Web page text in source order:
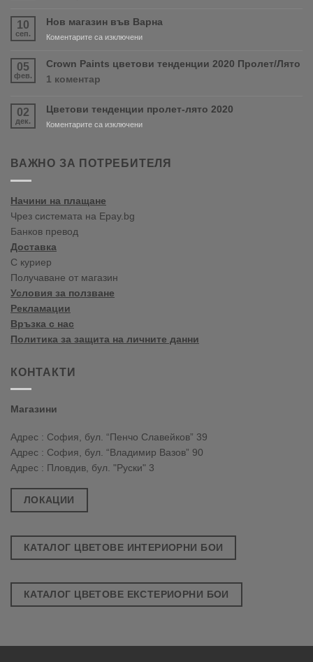
продуктите
RONSEAL
PURDY!
10
сеп.
Нов магазин във Варна
Коментарите са изключениза
05
фев.
Crown Paints цветови тенденции 2020 Пролет/Лято
1 коментар
цветови
тенденции
Лято
02
дек.
Цветови тенденции пролет-лято 2020
Коментарите са изключениза
пролет-
ВАЖНО ЗА ПОТРЕБИТЕЛЯ
Начини на плащане
Чрез системата на Epay.bg
Банков превод
Доставка
С куриер
Получаване от магазин
Условия за ползване
Рекламации
Връзка с нас
Политика за защита на личните данни
КОНТАКТИ
Магазини
Адрес : София, бул. “Пенчо Славейков” 39
Адрес : София, бул. “Владимир Вазов” 90
Адрес : Пловдив, бул. "Руски" 3
ЛОКАЦИИ
КАТАЛОГ ЦВЕТОВЕ ИНТЕРИОРНИ БОИ
КАТАЛОГ ЦВЕТОВЕ ЕКСТЕРИОРНИ БОИ